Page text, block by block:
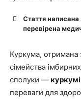
Стаття написана
перевірена
Куркума, отримана
сімейства
сполуки —
переваги для